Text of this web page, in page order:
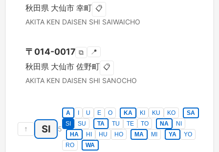
秋田県 大仙市 幸町 📋
AKITA KEN DAISEN SHI SAIWAICHO
〒 014-0017 ⧉ 📍
秋田県 大仙市 佐野町 📋
AKITA KEN DAISEN SHI SANOCHO
↑ SI 5
A U E O KA KI KU KO
SA
SI
SU TA TU TE TO NA
NI
HA
HI HU HO MA MI YA
YO
RO
WA